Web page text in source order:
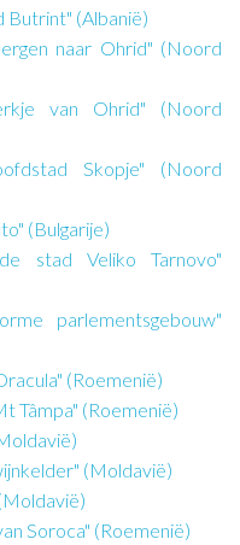
Butrint" (Albanië)
naar Ohrid" (Noord
van Ohrid" (Noord
Skopje" (Noord
(Bulgarije)
stad Veliko Tarnovo"
parlementsgebouw"
(Roemenië)
Tâmpa" (Roemenië)
(Moldavië)
Soroca" (Roemenië)